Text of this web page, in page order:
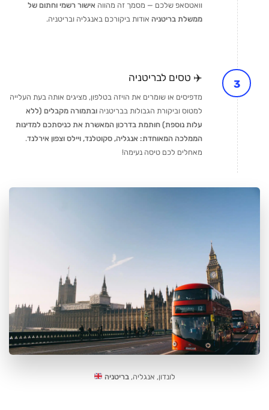
וואטסאפ שלכם — מסמך זה מהווה אישור רשמי וחתום של
ממשלת בריטניה אודות ביקורכם באנגליה ובריטניה.
✈️ טסים לבריטניה
מדפיסים או שומרים את הויזה בטלפון, מציגים אותה בעת העלייה
למטוס וביקורת הגבולות בבריטניה ובתמורה מקבלים (ללא
עלות נוספת) חותמת בדרכון המאשרת את כניסתכם למדינות
הממלכה המאוחדת: אנגליה, סקוטלנד, ויילס וצפון אירלנד.
מאחלים לכם טיסה נעימה!
לונדון, אנגליה,בריטניה